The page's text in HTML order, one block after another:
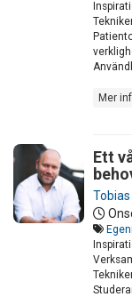
Mer
Ett
Tobias